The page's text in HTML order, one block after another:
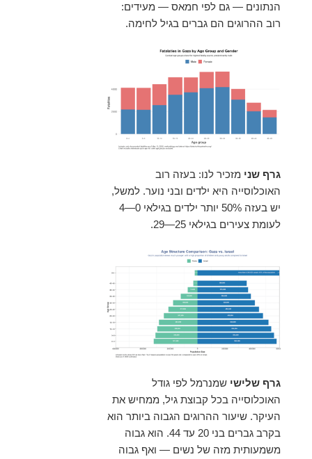
הנתונים — גם לפי חמאס — מעידים:
רוב ההרוגים הם גברים בגיל לחימה.
גרף שני מזכיר לנו: בעזה רוב
האוכלוסייה היא ילדים ובני נוער. למשל,
יש בעזה 50% יותר ילדים בגילאי 0—4
לעומת צעירים בגילאי 25—29.
גרף שלישי שמנרמל לפי גודל
האוכלוסייה בכל קבוצת גיל, ממחיש את
העיקר. שיעור ההרוגים הגבוה ביותר הוא
בקרב גברים בני 20 עד 44. הוא גבוה
משמעותית מזה של נשים — ואף גבוה